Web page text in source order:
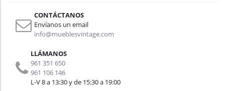
CONTÁCTANOS
Envíanos un email
info@mueblesvintage.com
LLÁMANOS
961 351 650
961 106 146
L-V 8 a 13:30 y de 15:30 a 19:00